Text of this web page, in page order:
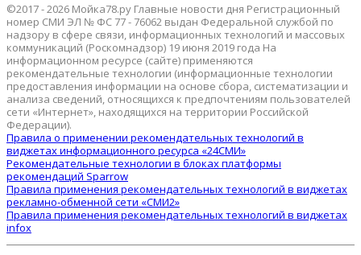
©2017 - 2026 Мойка78.ру Главные новости дня Регистрационный
номер СМИ ЭЛ № ФС 77 - 76062 выдан Федеральной службой по
надзору в сфере связи, информационных технологий и массовых
коммуникаций (Роскомнадзор) 19 июня 2019 года На
информационном ресурсе (сайте) применяются
рекомендательные технологии (информационные технологии
предоставления информации на основе сбора, систематизации и
анализа сведений, относящихся к предпочтениям пользователей
сети «Интернет», находящихся на территории Российской
Федерации).
Правила о применении рекомендательных технологий в
виджетах информационного ресурса «24СМИ»
Рекомендательные технологии в блоках платформы
рекомендаций Sparrow
Правила применения рекомендательных технологий в виджетах
рекламно-обменной сети «СМИ2»
Правила применения рекомендательных технологий в виджетах
infox